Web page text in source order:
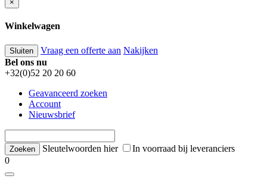
×
Winkelwagen
Sluiten Vraag een offerte aan Nakijken
Bel ons nu
+32(0)52 20 20 60
Geavanceerd zoeken
Account
Nieuwsbrief
Sleutelwoorden hier
In voorraad bij leveranciers
0